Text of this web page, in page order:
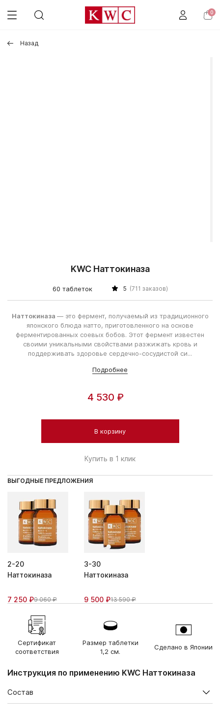
0
Назад
KWC Наттокиназа
60 таблеток 5 (711 заказов)
Наттокиназа — это фермент, получаемый из традиционного
японского блюда натто, приготовленного на основе
ферментированных соевых бобов. Этот фермент известен
своими уникальными свойствами разжижать кровь и
поддерживать здоровье сердечно-сосудистой си...
Подробнее
4 530 ₽
В корзину
Купить в 1 клик
ВЫГОДНЫЕ ПРЕДЛОЖЕНИЯ
2-20
Наттокиназа
7 250 ₽9 060 ₽
3-30
Наттокиназа
9 500 ₽13 590 ₽
Сертификат
соответствия
Размер таблетки
1,2 см.
Сделано в Японии
Инструкция по применению KWC Наттокиназа
Состав